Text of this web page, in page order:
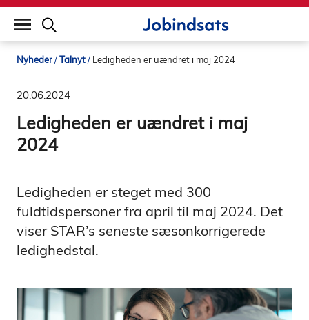
builddate: 2026-02-02 16:12:57
Nyheder Talnyt Ledigheden er uændret i maj 2024
20.06.2024
Ledigheden er uændret i maj
2024
Ledigheden er steget med 300
fuldtidspersoner fra april til maj 2024. Det
viser STAR’s seneste sæsonkorrigerede
ledighedstal.